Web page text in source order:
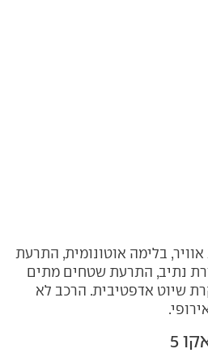
ב-8 כריות אוויר, בלימה אוטונומית, התרעת
נתיב, התרעת שטחים מתים
שיוט אדפטיבית. הרכב לא
5